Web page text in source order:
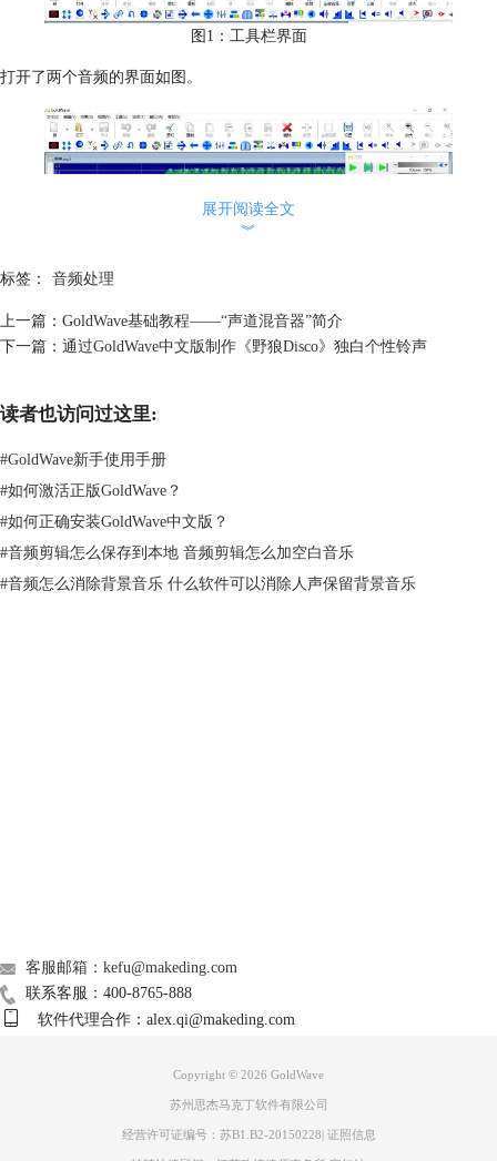
图1：工具栏界面
打开了两个音频的界面如图。
图2：打开文件后的界面
一定要全选中（快捷键Ctrl+A），不然音频可能不完整。
图3：复制音频界面
图5：粘贴音频界面
展开阅读全文
︾
标签： 音频处理
上一篇： GoldWave基础教程——“声道混音器”简介
下一篇： 通过GoldWave中文版制作《野狼Disco》独白个性铃声
读者也访问过这里:
#GoldWave新手使用手册
#如何激活正版GoldWave？
#如何正确安装GoldWave中文版？
#音频剪辑怎么保存到本地 音频剪辑怎么加空白音乐
#音频怎么消除背景音乐 什么软件可以消除人声保留背景音乐
客服邮箱：kefu@makeding.com
联系客服：400-8765-888
软件代理合作：alex.qi@makeding.com
Copyright © 2026 GoldWave
苏州思杰马克丁软件有限公司
经营许可证编号：苏B1.B2-20150228| 证照信息